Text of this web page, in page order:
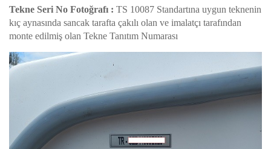
Tekne Seri No Fotoğrafı : TS 10087 Standartına uygun teknenin
kıç aynasında sancak tarafta çakılı olan ve imalatçı tarafından
monte edilmiş olan Tekne Tanıtım Numarası